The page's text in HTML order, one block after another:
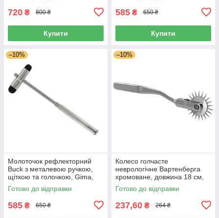
720 ₴ 800 ₴
Купити
585 ₴ 650 ₴
Купити
–10%
Молоточок рефлекторний
Buck з металевою ручкою,
щіткою та голочкою, Gima,
Італія
Готово до відправки
585 ₴ 650 ₴
–10%
Колесо голчасте
неврологічне Вартенберга
хромоване, довжина 18 см,
діаметр 30 мм
Готово до відправки
237,60 ₴ 264 ₴